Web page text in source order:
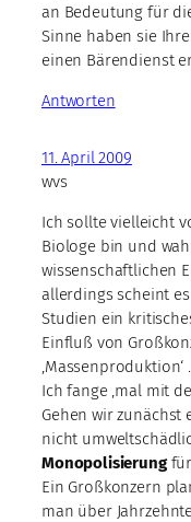
an Bedeutung für
Sinne haben sie
einen Bärendienst
Antworten
11. April 2009
wvs
Ich sollte vielleicht
Biologe bin und
wissenschaftlichen
allerdings scheint
Studien ein
Einfluß von
‚Massenproduktion‘
Ich fange ‚mal mit
Gehen wir zunächst
nicht
Monopolisierungfür
Ein Großkonzern
man über